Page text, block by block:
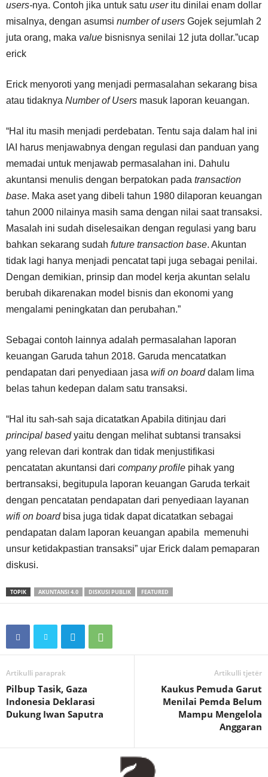
users-nya. Contoh jika untuk satu useritu dinilai enam dollar
misalnya, dengan asumsi number of users Gojek sejumlah 2
juta orang, maka value bisnisnya senilai 12 juta dollar.”ucap
erick
Erick menyoroti yang menjadi permasalahan sekarang bisa
atau tidaknya Number of Users masuk laporan keuangan.
“Hal itu masih menjadi perdebatan. Tentu saja dalam hal ini
IAI harus menjawabnya dengan regulasi dan panduan yang
memadai untuk menjawab permasalahan ini. Dahulu
akuntansi menulis dengan berpatokan pada transaction
base. Maka aset yang dibeli tahun 1980 dilaporan keuangan
tahun 2000 nilainya masih sama dengan nilai saat transaksi.
Masalah ini sudah diselesaikan dengan regulasi yang baru
bahkan sekarang sudah future transaction base. Akuntan
tidak lagi hanya menjadi pencatat tapi juga sebagai penilai.
Dengan demikian, prinsip dan model kerja akuntan selalu
berubah dikarenakan model bisnis dan ekonomi yang
mengalami peningkatan dan perubahan.”
Sebagai contoh lainnya adalah permasalahan laporan
keuangan Garuda tahun 2018. Garuda mencatatkan
pendapatan dari penyediaan jasa wifi on boarddalam lima
belas tahun kedepan dalam satu transaksi.
“Hal itu sah-sah saja dicatatkan Apabila ditinjau dari
principal basedyaitu dengan melihat subtansi transaksi
yang relevan dari kontrak dan tidak menjustifikasi
pencatatan akuntansi dari company profile pihak yang
bertransaksi, begitupula laporan keuangan Garuda terkait
dengan pencatatan pendapatan dari penyediaan layanan
wifi on boardbisa juga tidak dapat dicatatkan sebagai
pendapatan dalam laporan keuangan apabila memenuhi
unsur ketidakpastian transaksi” ujar Erick dalam pemaparan
diskusi.
TOPIK AKUNTANSI 4.0 DISKUSI PUBLIK FEATURED
Artikulli paraprak
Pilbup Tasik, Gaza
Indonesia Deklarasi
Dukung Iwan Saputra
Artikulli tjetër
Kaukus Pemuda Garut
Menilai Pemda Belum
Mampu Mengelola
Anggaran